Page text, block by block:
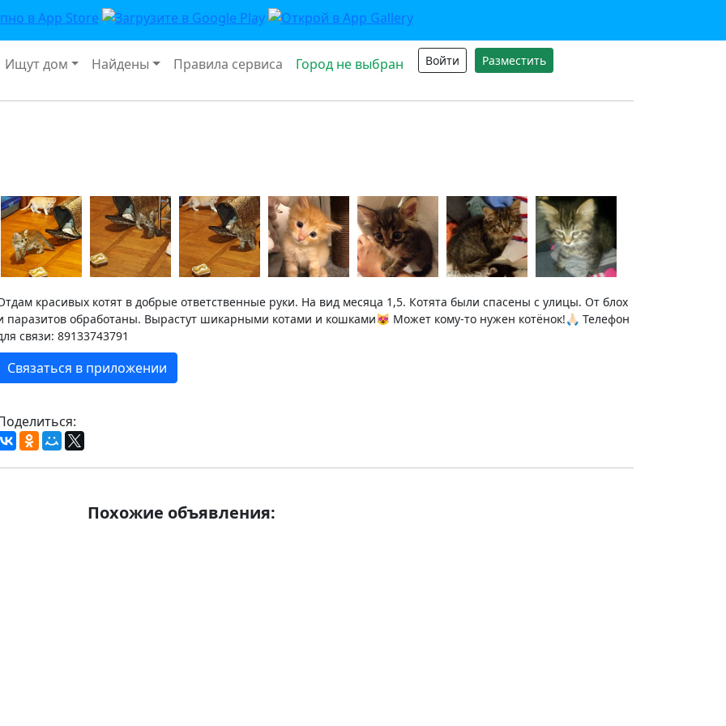
Ищут дом Найдены Правила сервиса Город не выбран Войти Разместить
красивых котят в добрые ответственные руки. На вид месяца 1,5. Котята были спасены с улицы. От блох
паразитов обработаны. Вырастут шикарными котами и кошками😻 Может кому-то нужен котёнок!🙏🏻 Телефон
связи: 89133743791
Связаться в приложении
Похожие объявления: